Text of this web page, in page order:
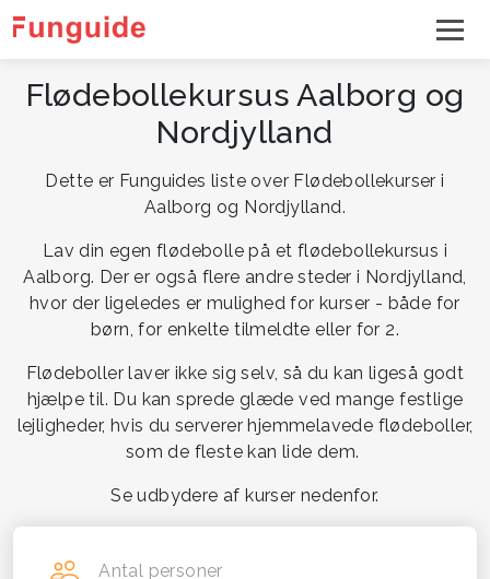
Flødebollekursus Aalborg og
Nordjylland
Dette er Funguides liste over Flødebollekurser i
Aalborg og Nordjylland.
Lav din egen flødebolle på et flødebollekursus i
Aalborg. Der er også flere andre steder i Nordjylland,
hvor der ligeledes er mulighed for kurser - både for
børn, for enkelte tilmeldte eller for 2.
Flødeboller laver ikke sig selv, så du kan ligeså godt
hjælpe til. Du kan sprede glæde ved mange festlige
lejligheder, hvis du serverer hjemmelavede flødeboller,
som de fleste kan lide dem.
Se udbydere af kurser nedenfor.
Antal personer